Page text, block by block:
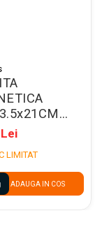
SCRIS SI
VERDE
LIMITAT
ADAUGA IN COS